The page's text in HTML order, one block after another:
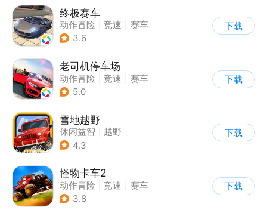
终极赛车
动作冒险 竞速
赛车
3.6
下载
老司机停车场
动作冒险 竞速
赛车
| 写实
5.0
下载
雪地越野
休闲益智
越野
| 横版过关
4.3
下载
怪物卡车2
动作冒险 竞速
赛车
| 卡通
3.8
下载